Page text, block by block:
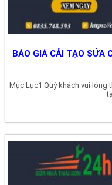
BÁO GIÁ CẢI TẠO SỬA
Mục Lục1 Quý khách vui